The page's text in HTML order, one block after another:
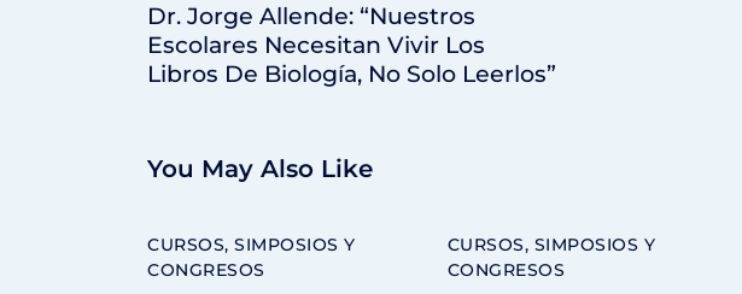
Dr. Jorge Allende: “Nuestros
Escolares Necesitan Vivir Los
Libros De Biología, No Solo Leerlos”
You May Also Like
CURSOS, SIMPOSIOS Y
CONGRESOS
CURSOS, SIMPOSIOS Y
CONGRESOS